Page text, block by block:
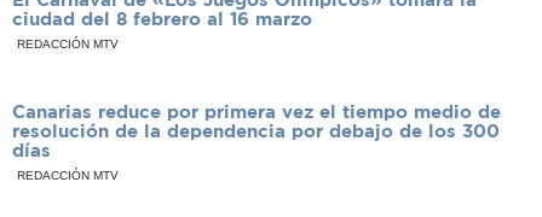
ciudad del 8 febrero al 16 marzo
REDACCIÓN MTV
Canarias reduce por primera vez el tiempo medio de
resolución de la dependencia por debajo de los 300
días
REDACCIÓN MTV